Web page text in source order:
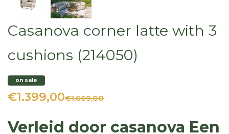
Casanova corner latte with 3
cushions (214050)
on sale
€1.399,00€1.669,00
Verleid door casanova Een